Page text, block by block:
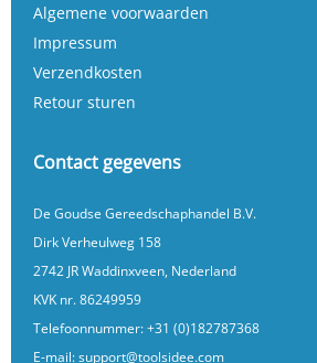
Algemene voorwaarden
Impressum
Verzendkosten
Retour sturen
Contact gegevens
De Goudse Gereedschaphandel B.V.
Dirk Verheulweg 158
2742 JR Waddinxveen, Nederland
KVK nr. 86249959
Telefoonnummer:+31 (0)182787368
E-mail:support@toolsidee.com